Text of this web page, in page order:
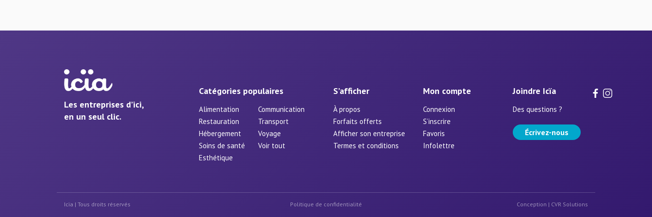
Les entreprises d’ici,
en un seul clic.
Catégories populaires
Alimentation
Communication
Restauration
Transport
Hébergement
Voyage
Soins de santé
Voir tout
Esthétique
S’afficher
À propos
Forfaits offerts
Afficher son entreprise
Termes et conditions
Mon compte
Connexion
S’inscrire
Favoris
Infolettre
Joindre Icïa
Des questions ?
Écrivez-nous
Icïa | Tous droits réservés Politique de confidentialité Conception | CVR Solutions